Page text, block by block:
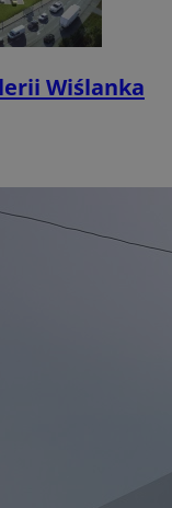
Wiślanka